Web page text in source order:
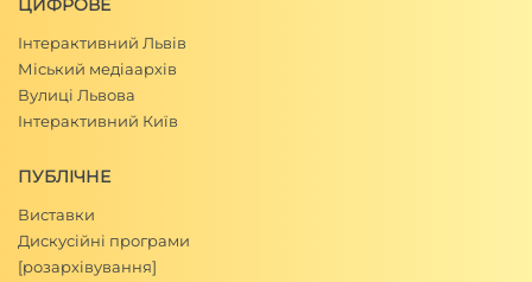
ЦИФРОВЕ
Інтерактивний Львів
Міський медіаархів
Вулиці Львова
Інтерактивний Київ
ПУБЛІЧНЕ
Виставки
Дискусійні програми
[розархівування]